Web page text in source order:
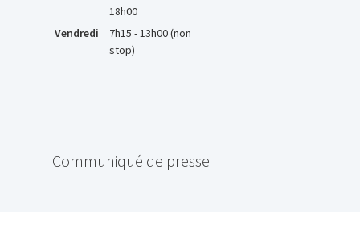
18h00
Vendredi
7h15 - 13h00 (non
stop)
Communiqué de presse